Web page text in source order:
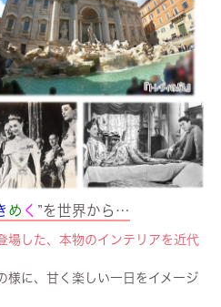
め く ”を世界から…
場した、本物のインテリアを近代
様に、甘く楽しい一日をイメージ